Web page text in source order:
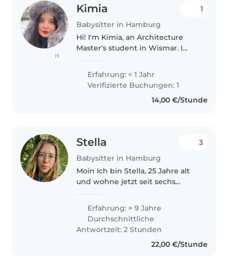
(1)
Kimia
Babysitter in Hamburg
1
Hi! I'm Kimia, an Architecture
Master's student in Wismar. I
(fluent) and some German. I
have experience working with
people in fast-paced
Erfahrung: < 1 Jahr
Verifizierte Buchungen: 1
14,00 €/Stunde
Stella
Babysitter in Hamburg
3
Moin Ich bin Stella, 25 Jahre alt
und wohne jetzt seit sechs
Erfahrungen mit Babysitten zu
sammeln. 2019/20 habe ich 1
Jahr..
Erfahrung: > 9 Jahre
Durchschnittliche
Antwortzeit: 2 Stunden
22,00 €/Stunde